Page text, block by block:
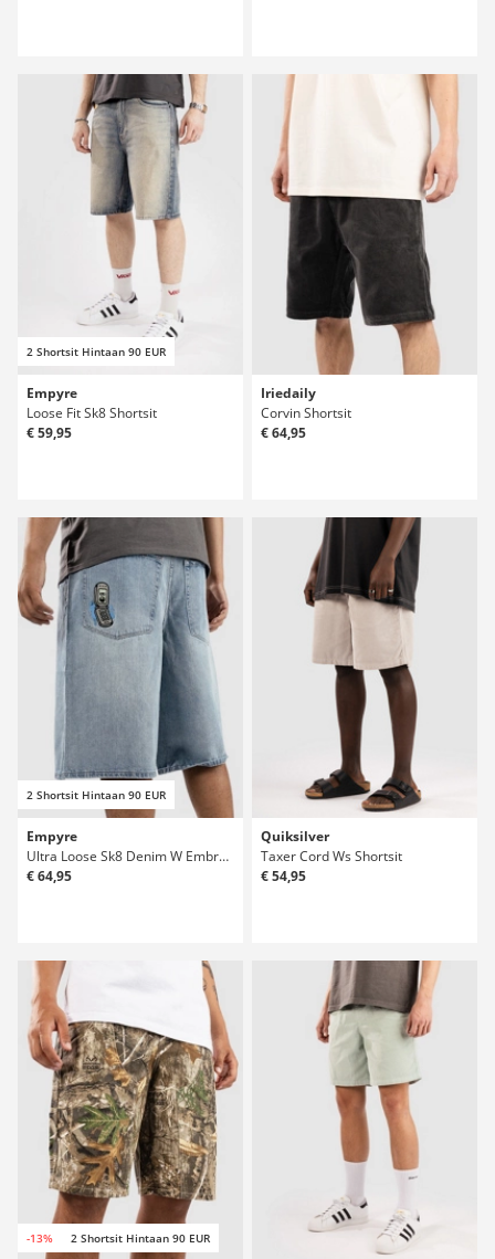
2 Shortsit Hintaan 90 EUR
Empyre
Loose Fit Sk8 Shortsit
€ 59,95
Iriedaily
Corvin Shortsit
€ 64,95
2 Shortsit Hintaan 90 EUR
Empyre
Ultra Loose Sk8 Denim W Embroidery Shortsit
€ 64,95
Quiksilver
Taxer Cord Ws Shortsit
€ 54,95
-13% 2 Shortsit Hintaan 90 EUR